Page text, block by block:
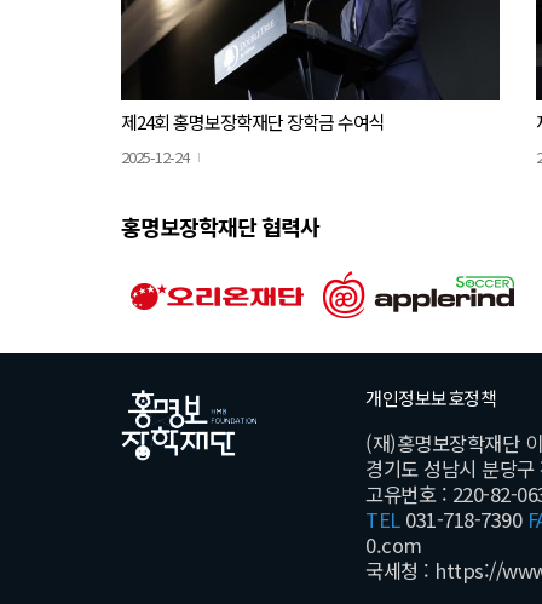
제24회 홍명보장학재단 장학금 수여식
2025-12-24
홍명보장학재단 협력사
개인정보보호정책
(재)홍명보장학재단
경기도 성남시 분당
고유번호 : 220-82-
TEL031-718-7390
0.com
국세청 : https://